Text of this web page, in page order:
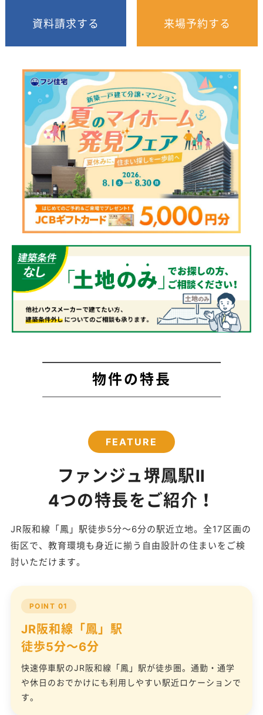
資料請求する 来場予約する
物件の特長
FEATURE
ファンジュ堺鳳駅Ⅱ
4つの特長をご紹介！
JR阪和線「鳳」駅徒歩5分〜6分の駅近立地。全17区画の
街区で、教育環境も身近に揃う自由設計の住まいをご検
討いただけます。
POINT 01
JR阪和線「鳳」駅
徒歩5分〜6分
快速停車駅のJR阪和線「鳳」駅が徒歩圏。通勤・通学
や休日のおでかけにも利用しやすい駅近ロケーションで
す。